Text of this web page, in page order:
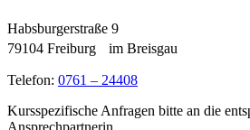
Habsburgerstraße 9
79104 Freiburg im Breisgau
Telefon: 0761 – 24408
Kursspezifische Anfragen bitte an die